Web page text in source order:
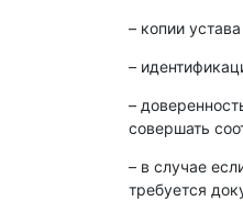
– копии
–
–
совершать
– в случае
требуется